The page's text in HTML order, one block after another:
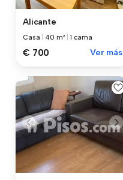
Alicante
Casa 40 m² |1 cama
€ 700 Ver más